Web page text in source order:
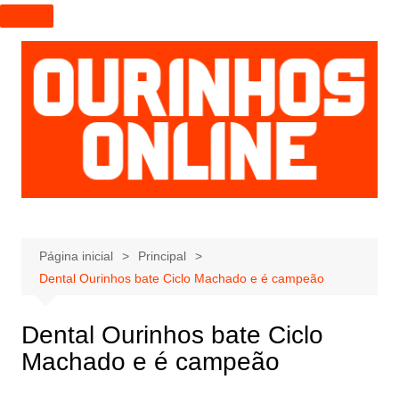
I
r
p
a
r
a
e
ú
Página inicial
Principal
Dental Ourinhos bate Ciclo Machado e é campeão
Dental Ourinhos bate Ciclo
Machado e é campeão